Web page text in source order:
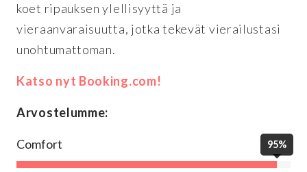
koet ripauksen ylellisyyttä ja
vieraanvaraisuutta, jotka tekevät vierailustasi
unohtumattoman.
Katso nyt Booking.com!
Arvostelumme:
Comfort 95%